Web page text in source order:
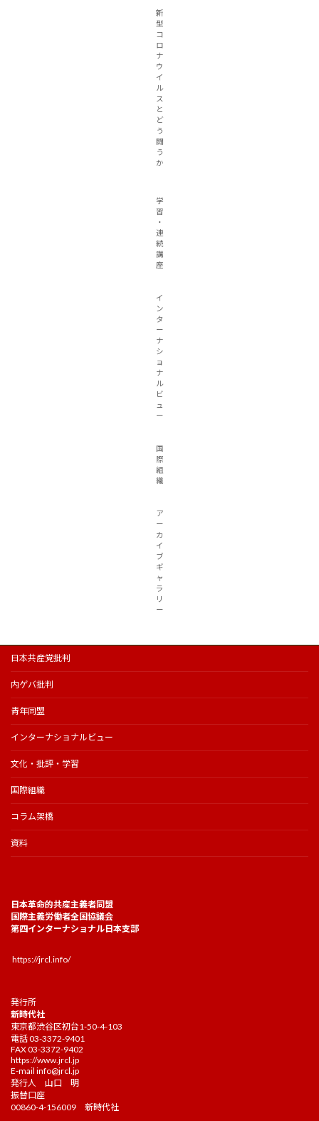
新
型
コ
ロ
ナ
ウ
イ
ル
ス
と
ど
う
闘
う
か
学
習
・
連
続
講
座
イ
ン
タ
ー
ナ
シ
ョ
ナ
ル
ビ
ュ
ー
国
際
組
織
ア
ー
カ
イ
ブ
ギ
ャ
ラ
リ
ー
日本共産党批判
内ゲバ批判
青年同盟
インターナショナルビュー
文化・批評・学習
国際組織
コラム架橋
資料
日本革命的共産主義者同盟
国際主義労働者全国協議会
第四インターナショナル日本支部
https://jrcl.info/
発行所
新時代社
東京都渋谷区初台1-50-4-103
電話 03-3372-9401
FAX 03-3372-9402
https://www.jrcl.jp
E-mail info@jrcl.jp
発行人 山口 明
振替口座
00860-4-156009 新時代社